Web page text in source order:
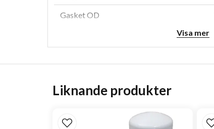
Gasket OD
Anti-Drainback Valve
Bypass Valve
Visa mer
Liknande produkter